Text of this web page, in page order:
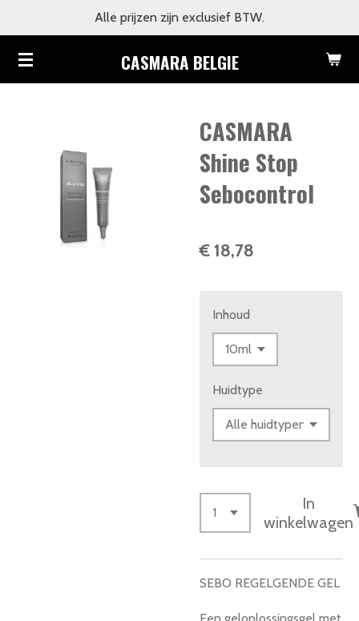
naar
de
CASMARA BELGIE
Alle prijzen zijn exclusief BTW.
CASMARA
Shine Stop
Sebocontrol
€ 18,78
Inhoud
Huidtype
In
winkelwagen
SEBO REGELGENDE GEL